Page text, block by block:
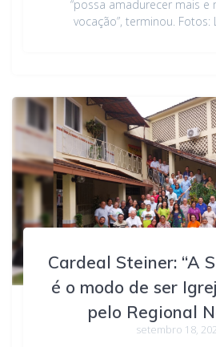
“possa amadurecer mais e
vocação”, terminou. Fotos:
Cardeal Steiner: “A
é o modo de ser
pelo Regional
setembro 18,